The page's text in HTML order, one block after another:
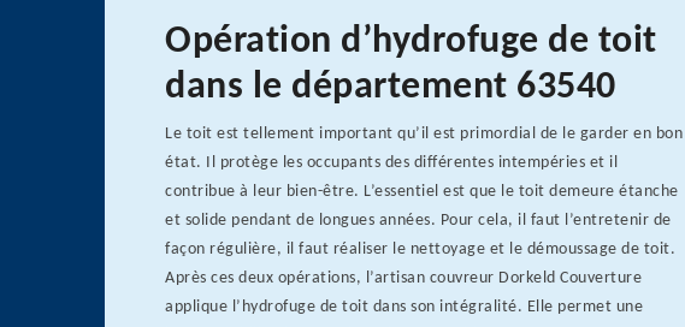
Opération d’hydrofuge de toit
dans le département 63540
Le toit est tellement important qu’il est primordial de le garder en bon
état. Il protège les occupants des différentes intempéries et il
contribue à leur bien-être. L’essentiel est que le toit demeure étanche
et solide pendant de longues années. Pour cela, il faut l’entretenir de
façon régulière, il faut réaliser le nettoyage et le démoussage de toit.
Après ces deux opérations, l’artisan couvreur Dorkeld Couverture
applique l’hydrofuge de toit dans son intégralité. Elle permet une